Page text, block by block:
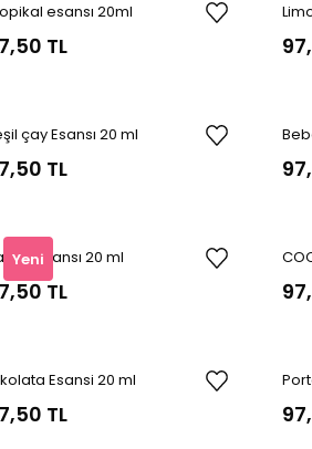
esansı 20ml
TL
çay Esansı 20 ml
TL
Yeniesansı 20 ml
TL
20
Esansi 20 ml
TL